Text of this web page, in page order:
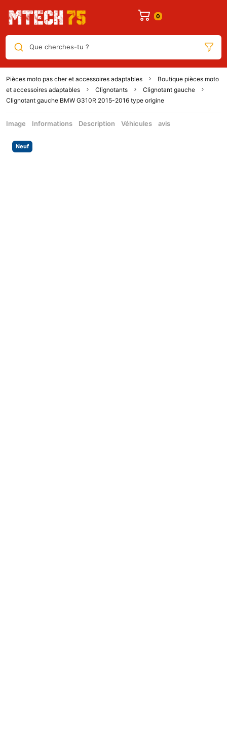
Que cherches-tu ?
Pièces moto pas cher et accessoires adaptables
Boutique pièces moto
et accessoires adaptables
Clignotants
Clignotant gauche
Clignotant gauche BMW G310R 2015-2016 type origine
Image Informations Description Véhicules avis
Neuf